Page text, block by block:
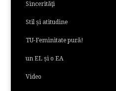
Sincerităţi
Stil și atitudine
TU-Feminitate pură!
un EL și o EA
Video